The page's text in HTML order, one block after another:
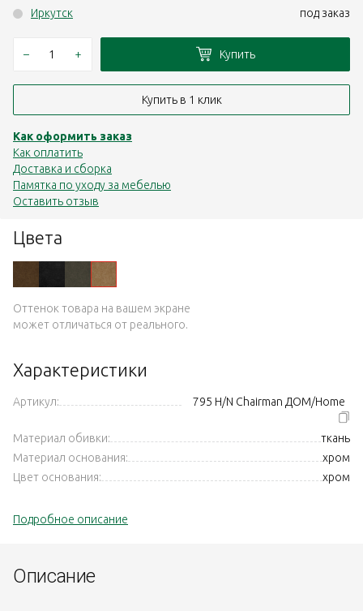
Цвета
Оттенок товара на вашем экране
может отличаться от реального.
Характеристики
Артикул: 795 Н/N Chairman ДОМ/Home
Материал обивки:
ткань
Материал основания:
хром
Цвет основания:
хром
Подробное описание
Иркутск
под заказ
– + Купить
Купить в 1 клик
Как оформить заказ
Как оплатить
Доставка и сборка
Памятка по уходу за мебелью
Оставить отзыв
Описание